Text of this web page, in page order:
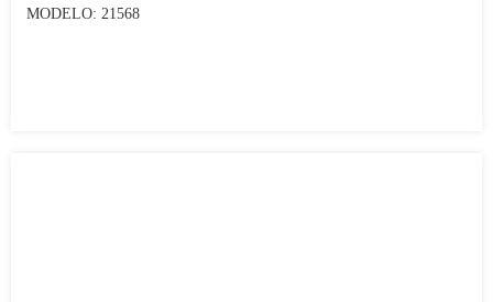
MODELO: 21568